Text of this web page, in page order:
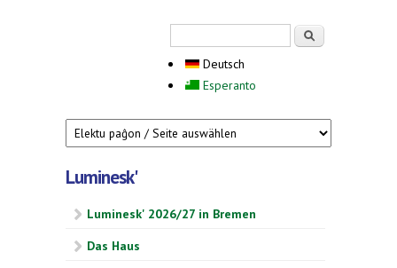
Deutsch
Esperanto
Luminesk'
Luminesk' 2026/27 in Bremen
Das Haus